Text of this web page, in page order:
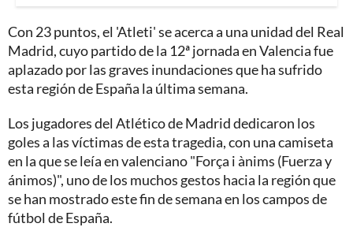
Con 23 puntos, el 'Atleti' se acerca a una unidad del Real
Madrid, cuyo partido de la 12ª jornada en Valencia fue
aplazado por las graves inundaciones que ha sufrido
esta región de España la última semana.
Los jugadores del Atlético de Madrid dedicaron los
goles a las víctimas de esta tragedia, con una camiseta
en la que se leía en valenciano "Força i ànims (Fuerza y
ánimos)", uno de los muchos gestos hacia la región que
se han mostrado este fin de semana en los campos de
fútbol de España.